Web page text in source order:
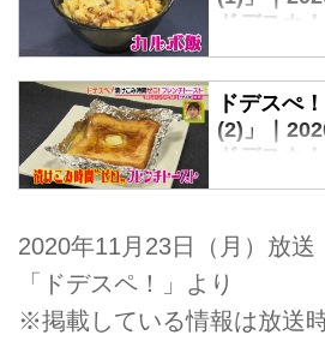
ドデスカ
【メ～テ
ドデスぺ
(2)」｜
ドデスカ
【メ～テ
2020年11月23日（月）放送
「ドデスペ！」より
※掲載している情報は放送